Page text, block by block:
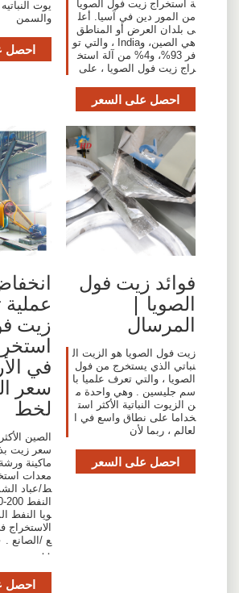
ة استخراج زيت فول الصويا
من المور دين في آسيا. أعل
ى بلدان العرض أو المناطق
هي الصين، وIndia ، والتي تو
فر 93%، و4% من آلة استخ
راج زيت فول الصويا ، على
احصل على السعر
يوت
والسمن
احصل
فوائد زيت فول
الصويا |
المرسال
زيت فول الصويا هو الزيت ال
نباتي الذي يستخرج من فول
الصويا ، والتي تعرف علميا با
سم جليسين . وهي واحدة م
ن الزيوت النباتية الأكثر است
خداما على نطاق واسع في ا
لعالم ، ربما لأن
احصل على السعر
عملية
زيت
في
سعر
لخط
الصين
سعر زيت
ماكينة
معدات
ويا النفط
٠٠
احصل